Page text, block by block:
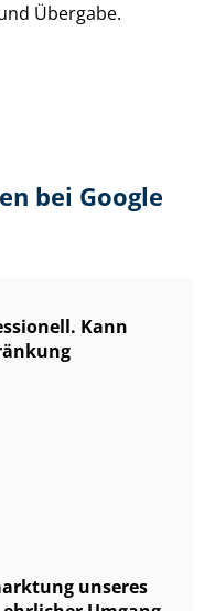
Übergabe.
bei Google
Kann
unseres